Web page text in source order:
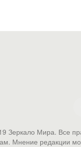
Зеркало Мира. Все
Мнение редакции